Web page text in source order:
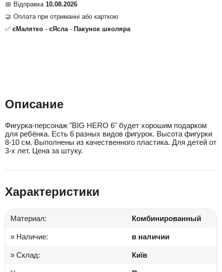
📅 Відправка 10.08.2026
🤝 Оплата при отриманні або карткою
✅ єМалятко - єЯсла- Пакунок школяра
Описание
Фигурка-персонаж "BIG HERO 6" будет хорошим подарком
для ребёнка. Есть 6 разных видов фигурок. Высота фигурки
8-10 см. Выполнены из качественного пластика. Для детей от
3-х лет. Цена за штуку.
Характеристики
Материал: Комбинированный
» Наличие: в наличии
» Склад: Київ